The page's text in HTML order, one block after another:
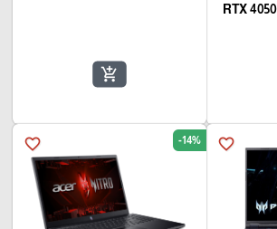
🎓
RTX
add_shopping_cart
favorite_border
favorite_border -14%